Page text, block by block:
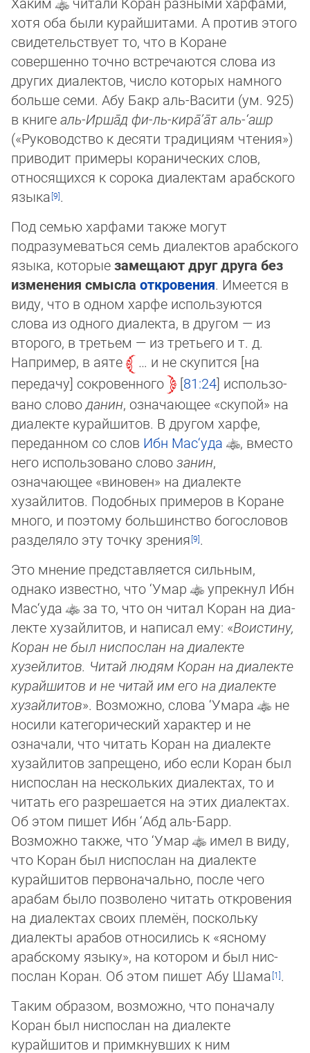
хотя оба были курайшитами. А против этого
свидетельствует то, что в Коране
совершенно точно встречаются сло­ва из
других диалектов, число которых намного
больше семи. Абу Бакр аль-Васити (ум. 925)
в книгеаль-Ирша̄д фи-ль-ки­ра̄’а̄т аль-‘ашр
(«Руководство к десяти традициям чтения»)
приводит примеры коранических слов,
относящихся к сорока диа­лек­там арабского
языка
.
Под семью харфами также могут
подразумеваться семь диалектов арабского
языка, которыезамещают друг друга без
из­ме­нения смысла откровения. Име­ется в
виду, что в одном харфе используются
слова из одного диалекта, в другом — из
вто­ро­го, в третьем — из третьего и т. д.
Например, в аяте
… и не скупится [на
передачу] сокровенного
81:24 ис­поль­зо­
ва­но сло­воданин, означающее «ску­пой» на
диалекте курайшитов. В другом харфе,
переданном со слов Ибн Мас‘уда
, вмес­то
не­го ис­пользовано словоза­нин,
означающее «виновен» на диалекте
хузайлитов. Подобных примеров в Коране
много, и по­это­му боль­шин­ст­во бо­гос­ловов
разделяло эту точку зрения
.
Это мнение представляется сильным,
однако известно, что ‘Умар
упрекнул Ибн
Мас‘уда
за то, что он читал Коран на диа­
лекте хузайлитов, и написал ему: «Воистину,
Коран не был ниспослан на диалекте
хузейлитов. Читай людям Коран на диа­лекте
курайшитов и не читай им его на диа­лекте
хузайлитов». Возможно, слова ‘Умара
не
носили категорический ха­рак­тер и не
означали, что читать Коран на диа­лекте
хузайлитов запрещено, ибо если Коран был
ниспослан на нескольких диа­лек­тах, то и
читать его разрешается на этих диа­лектах.
Об этом пишет Ибн ‘Абд аль-Барр.
Возможно также, что ‘Умар
имел в ви­ду,
что Коран был ниспослан на диа­лекте
курайшитов первоначально, после чего
арабам было позволено читать от­кро­ве­ния
на диалектах своих племён, поскольку
диалекты арабов относились к «ясному
арабскому языку», на котором и был нис­
пос­лан Коран. Об этом пишет Абу Шама
.
Таким образом, возможно, что поначалу
Коран был ниспослан на диалекте
курайшитов и примкнувших к ним